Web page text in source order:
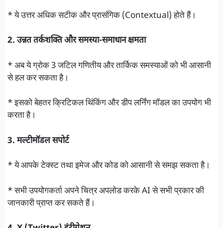
* ये उत्तर अधिक सटीक और प्रासंगिक (Contextual) होते हैं।
2. उन्नत तर्कशक्ति और समस्या-समाधान क्षमता
* अब ये ग्रोक 3 जटिल गणितीय और तार्किक समस्याओं को भी आसानी
से हल कर सकता है।
* इसको बेहतर क्रिटिकल थिंकिंग और डीप लर्निंग मॉडल का उपयोग भी
करता है।
3. मल्टीमॉडल सपोर्ट
* ये आपके टेक्स्ट तथा इमेज और कोड को आसानी से समझ सकता है।
* सभी उपयोगकर्ता अपने चित्र अपलोड करके AI से सभी प्रकार की
जानकारी प्राप्त कर सकते हैं।